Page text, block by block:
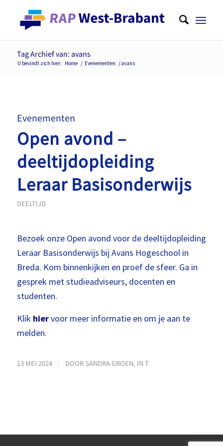
Tag Archief van: avans
U bevindt zich hier: Home / Evenementen /avans
Evenementen
Open avond –
deeltijdopleiding
Leraar Basisonderwijs
DEELTIJD
Bezoek onze Open avond voor de deeltijdopleiding
Leraar Basisonderwijs bij Avans Hogeschool in
Breda. Kom binnenkijken en proef de sfeer. Ga in
gesprek met studieadviseurs, docenten en
studenten.
Klik hiervoor meer informatie en om je aan te
melden.
13 MEI 2024 / DOOR SANDRA GROEN, IN T